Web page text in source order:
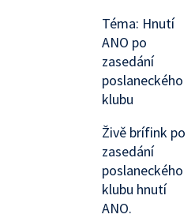
Téma: Hnutí
ANO po
zasedání
poslaneckého
klubu
Živě brífink po
zasedání
poslaneckého
klubu hnutí
ANO.